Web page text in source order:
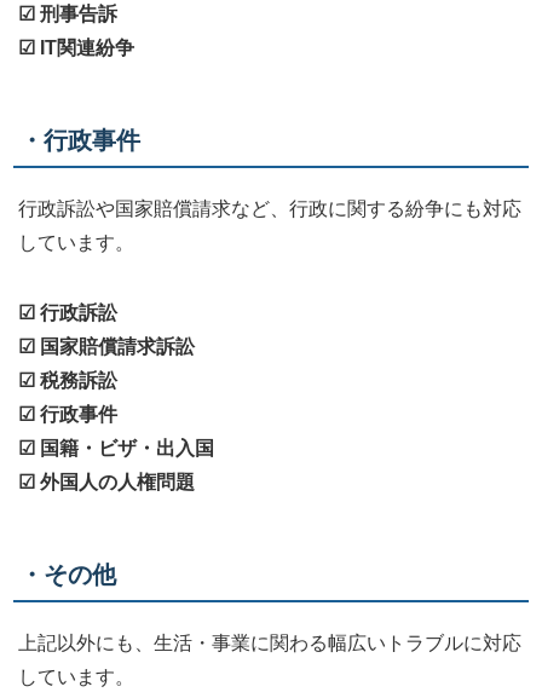
☑ 刑事告訴
☑ IT関連紛争
・行政事件
行政訴訟や国家賠償請求など、行政に関する紛争にも対応
しています。
☑ 行政訴訟
☑ 国家賠償請求訴訟
☑ 税務訴訟
☑ 行政事件
☑ 国籍・ビザ・出入国
☑ 外国人の人権問題
・その他
上記以外にも、生活・事業に関わる幅広いトラブルに対応
しています。